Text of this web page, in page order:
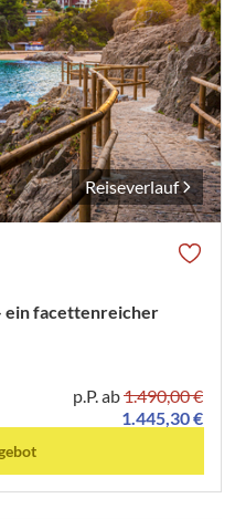
Reiseverlauf
ein facettenreicher
p.P. ab1.490,00 €
1.445,30 €